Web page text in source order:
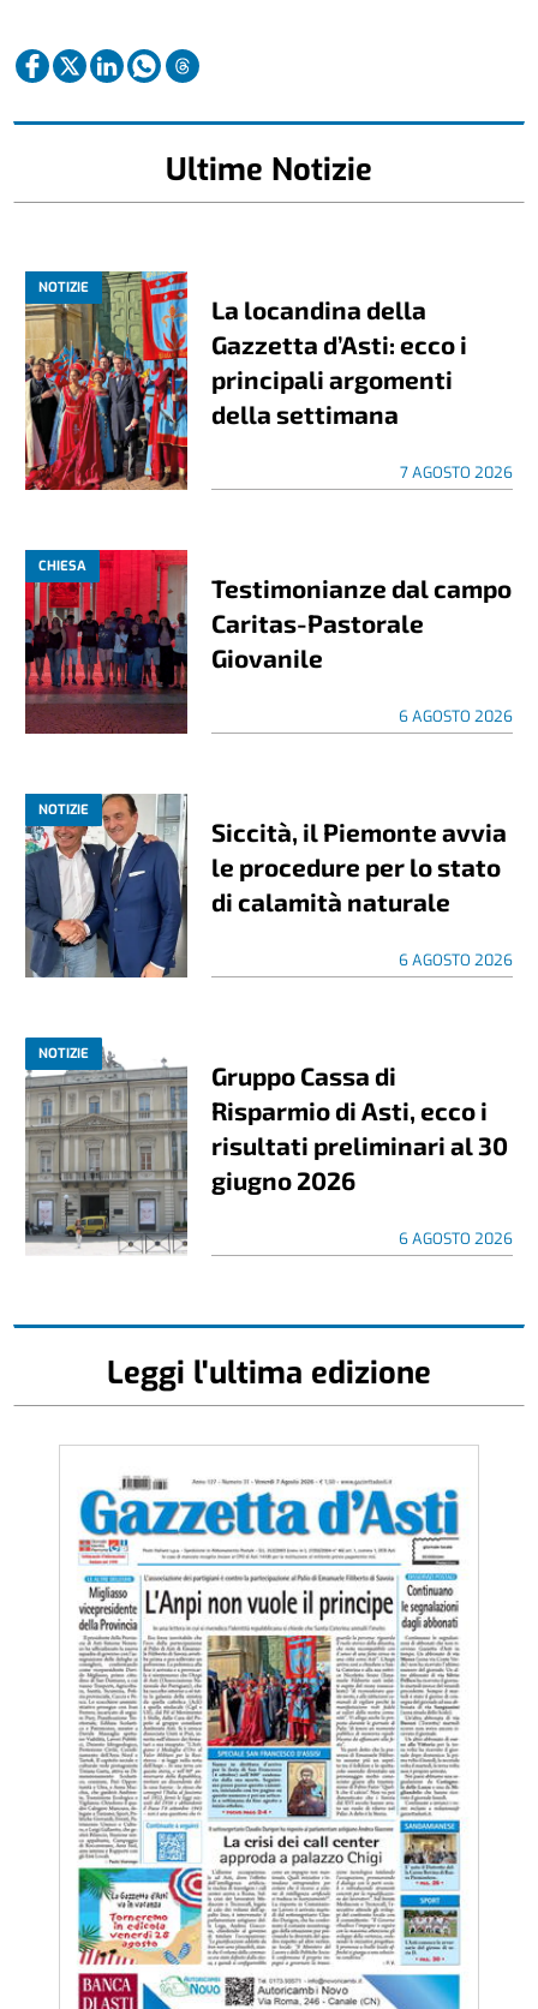
Ultime Notizie
NOTIZIE
La locandina della
Gazzetta d’Asti: ecco i
principali argomenti
della settimana
7 AGOSTO 2026
CHIESA
Testimonianze dal campo
Caritas-Pastorale
Giovanile
6 AGOSTO 2026
NOTIZIE
Siccità, il Piemonte avvia
le procedure per lo stato
di calamità naturale
6 AGOSTO 2026
NOTIZIE
Gruppo Cassa di
Risparmio di Asti, ecco i
risultati preliminari al 30
giugno 2026
6 AGOSTO 2026
Leggi l'ultima edizione